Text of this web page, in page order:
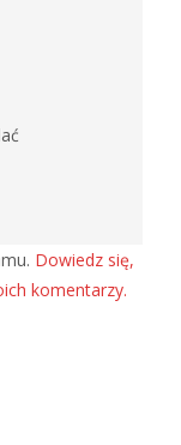
Dowiedz się,
komentarzy.